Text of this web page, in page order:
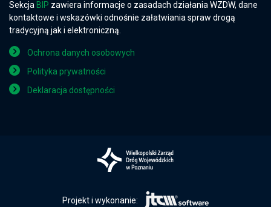
Sekcja BIP zawiera informacje o zasadach działania WZDW, dane
kontaktowe i wskazówki odnośnie załatwiania spraw drogą
tradycyjną jak i elektroniczną.
Ochrona danych osobowych
Polityka prywatności
Deklaracja dostępności
Projekt i wykonanie: